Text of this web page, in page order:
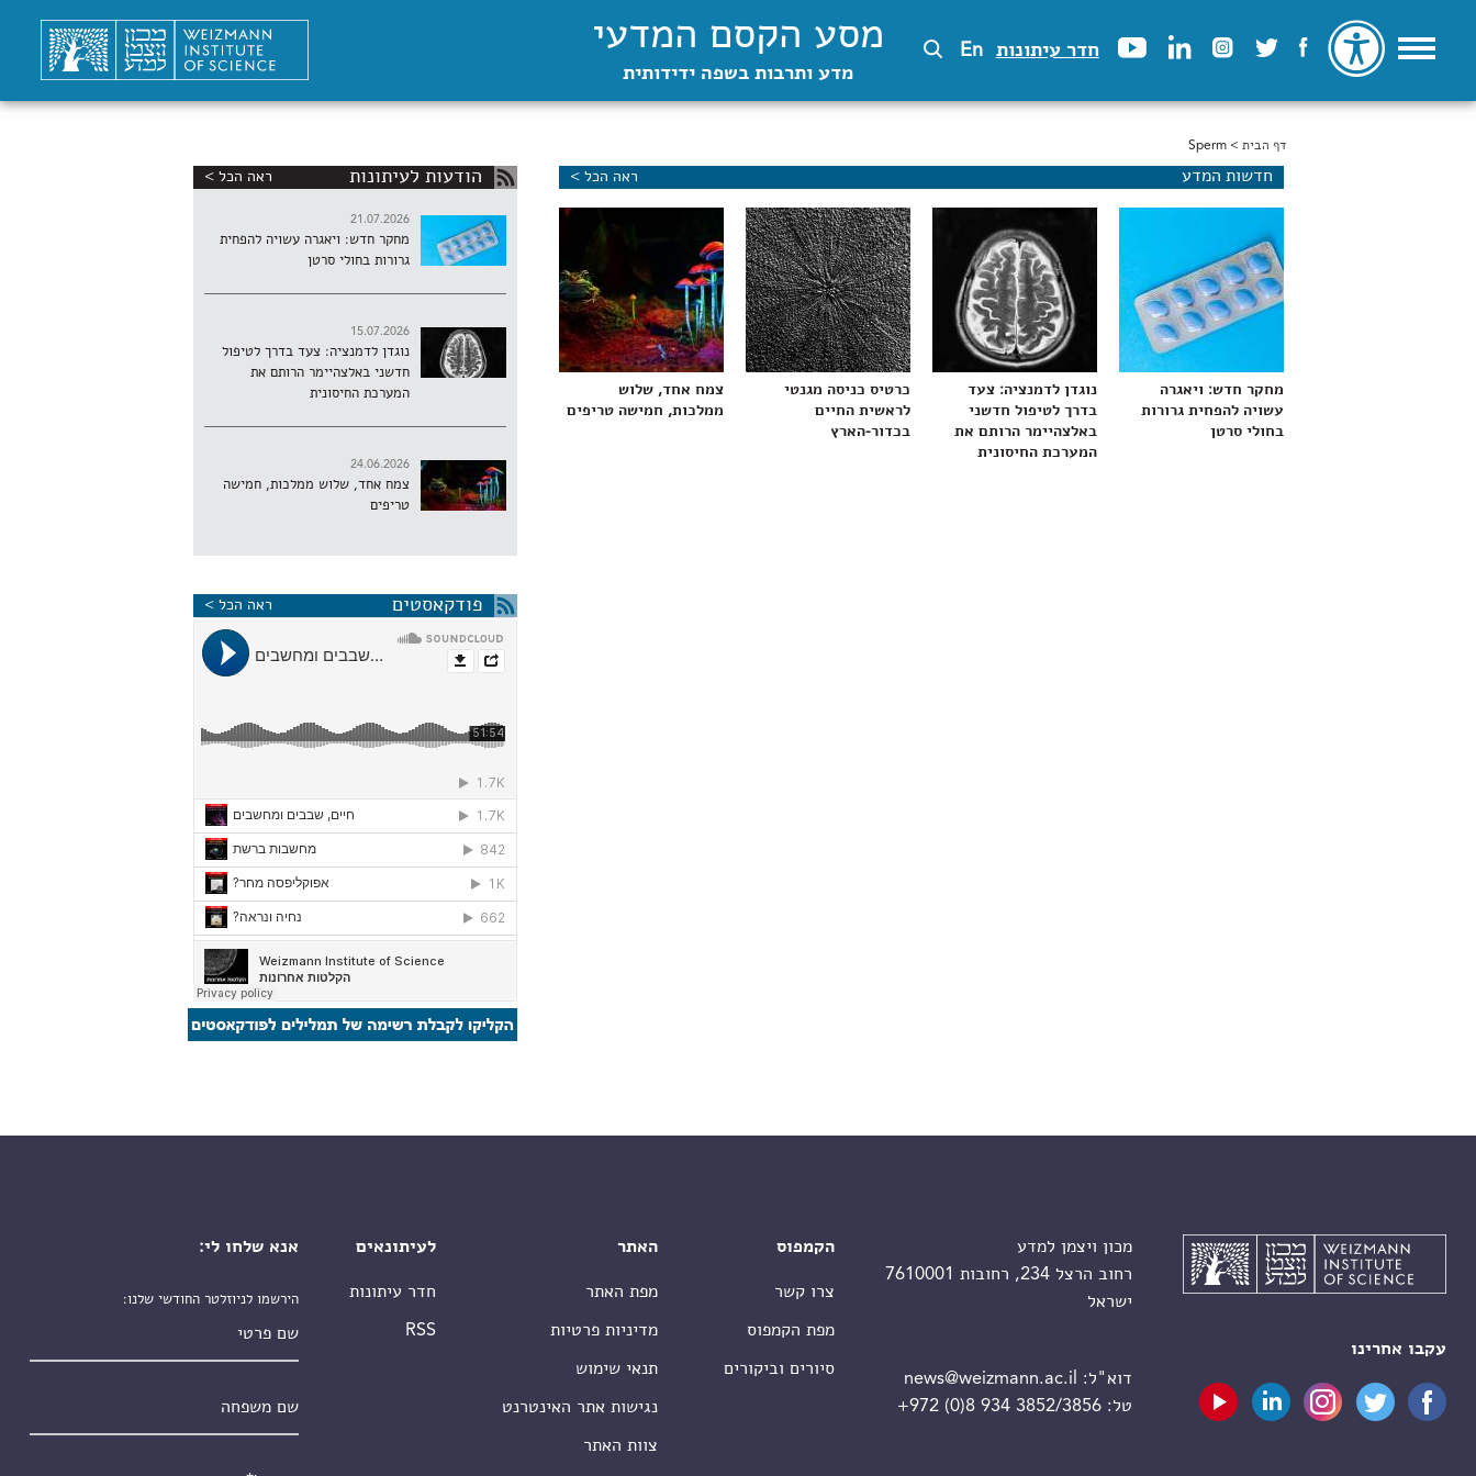
חדר עיתונות En מסע הקסם המדעי
מדע ותרבות בשפה ידידותית
הינך נמצא כאן
דף הבית > Sperm
חדשות המדע ראה הכל >
מחקר חדש: ויאגרה
עשויה להפחית גרורות
בחולי סרטן
נוגדן לדמנציה: צעד
בדרך לטיפול חדשני
באלצהיימר הרותם את
המערכת החיסונית
כרטיס כניסה מגנטי
לראשית החיים
בכדור-הארץ
צמח אחד, שלוש
ממלכות, חמישה טריפים
הודעות לעיתונות ראה הכל >
21.07.2026
מחקר חדש: ויאגרה עשויה להפחית
גרורות בחולי סרטן
15.07.2026
נוגדן לדמנציה: צעד בדרך לטיפול
חדשני באלצהיימר הרותם את
המערכת החיסונית
24.06.2026
צמח אחד, שלוש ממלכות, חמישה
טריפים
פודקאסטים ראה הכל >
עקבו אחרינו
מכון ויצמן למדע
רחוב הרצל 234, רחובות 7610001
ישראל
דוא"ל:
news@weizmann.ac.il
טל:+972 (0)8 934 3852/3856
הקמפוס
צרו קשר
מפת הקמפוס
סיורים וביקורים
האתר
מפת האתר
מדיניות פרטיות
תנאי שימוש
נגישות אתר האינטרנט
צוות האתר
לעיתונאים
חדר עיתונות
RSS
אנא שלחו לי:
הירשמו לניוזלטר החודשי שלנו: